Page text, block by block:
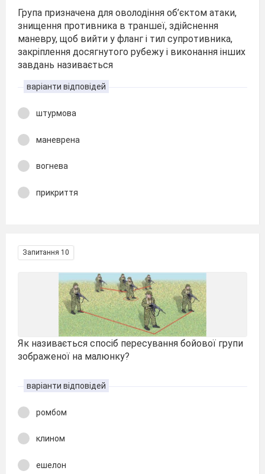
Група призначена для оволодіння об’єктом атаки,
знищення противника в траншеї, здійснення
маневру, щоб вийти у фланг і тил супротивника,
закріплення досягнутого рубежу і виконання інших
завдань називається
варіанти відповідей
штурмова
маневрена
вогнева
прикриття
Запитання 10
Як називається спосіб пересування бойової групи
зображеної на малюнку?
варіанти відповідей
ромбом
клином
ешелон